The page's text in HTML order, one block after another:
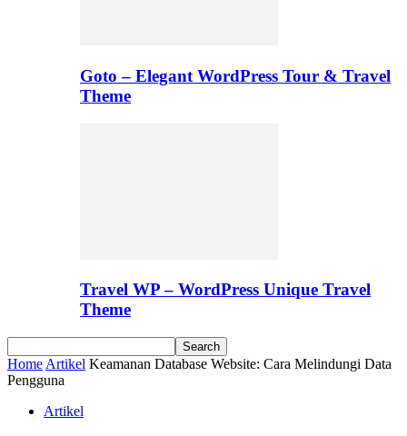
Goto – Elegant WordPress Tour & Travel
Theme
Travel WP – WordPress Unique Travel
Theme
Home Artikel Keamanan Database Website: Cara Melindungi Data
Pengguna
Artikel